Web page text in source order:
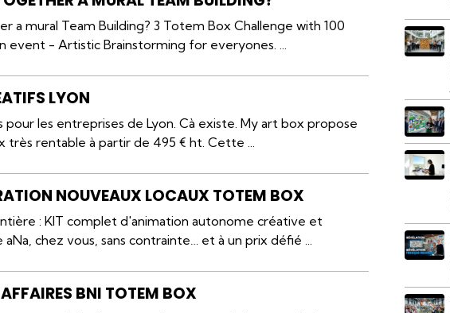
a mural Team Building? 3 Totem Box Challenge with 100
event - Artistic Brainstorming for everyones. ...
LYON
les entreprises de Lyon. Cà existe. My art box propose
très rentable à partir de 495 € ht. Cette ...
NOUVEAUX LOCAUX TOTEM BOX
: KIT complet d'animation autonome créative et
chez vous, sans contrainte… et à un prix défié ...
BNI TOTEM BOX